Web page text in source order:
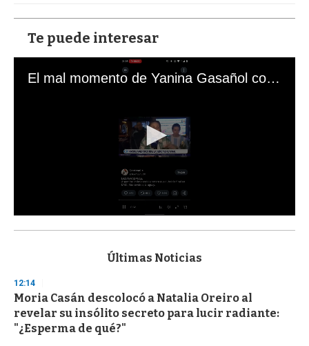
Te puede interesar
El mal momento de Yanina Gasañol con un hincha argentino en "Subrayado"
s
d
s
o
f
Últimas Noticias
12:14
Moria Casán descolocó a Natalia Oreiro al
revelar su insólito secreto para lucir radiante:
"¿Esperma de qué?"